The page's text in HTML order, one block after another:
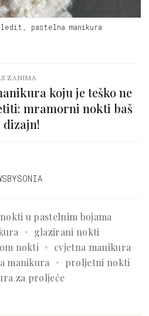
pastelna manikura
ZANIMA
koju je teško ne
mramorni nokti baš
dizajn!
nokti u pastelnim bojama
glazirani nokti
nokti
cvjetna manikura
manikura
proljetni nokti
za proljeće